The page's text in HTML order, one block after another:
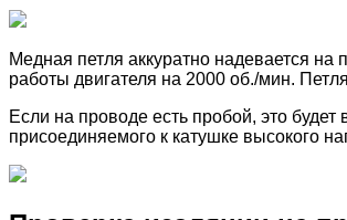
Медная петля аккуратно надевается
работы двигателя на 2000 об./мин.
Если на проводе есть пробой, это
присоединяемого к катушке высокого